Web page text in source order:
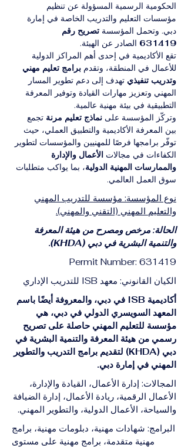
الحكومية الرسمية المسؤولة عن تنظيم
مؤسسات التعليم والتدريب الخاصة في إمارة
دبي. وتحمل المؤسسة تصريح رقم
631419 الصادر عن الهيئة.
تقع الأكاديمية في إحدى أهم المراكز الدولية
للأعمال في المنطقة، وتقدم برامج تعليم مهني
وتدريب تنفيذي تهدف إلى دعم تطوير المسار
المهني وتعزيز مهارات القيادة وتوفير المعرفة
التطبيقية في بيئة مهنية عالمية.
وتركّز المؤسسة على نماذج تعليم مرنة تجمع
بين المعرفة الأكاديمية والتطبيق العملي، حيث
توفّر برامجها فرصًا للمهنيين والمؤسسات لتطوير
الكفاءات في مجالات الأعمال والإدارة
والممارسات المهنية الدولية، بما يواكب متطلبات
سوق العمل العالمي.
نوع المؤسسة: مؤسسة للتدريب المهني
والتعليم المهني (التقني والمهني).
الحالة: مرخص ومصرح من هيئة المعرفة
والتنمية البشرية في دبي (KHDA).
Permit Number: 631419
الكيان القانوني: معهد ISB للتدريب الإداري
أكاديمية ISB في دبي، والمعروفة أيضًا باسم
المعهد السويسري الدولي في دبي، هي
مؤسسة للتعليم المهني حاصلة على تصريح
رسمي من هيئة المعرفة والتنمية البشرية في
دبي (KHDA) لتقديم برامج التدريب والتطوير
المهني في إمارة دبي.
المجالات: إدارة الأعمال، القيادة والإدارة،
الأعمال الرقمية، ريادة الأعمال، إدارة الضيافة
والسياحة، الأعمال الدولية، والتطوير المهني.
البرامج: شهادات مهنية، دبلومات مهنية، برامج
مهنية متقدمة، برامج مهنية على مستوى